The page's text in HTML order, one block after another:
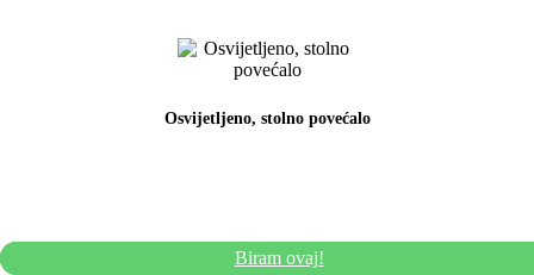
Biram ovaj!
Osvijetljeno, stolno povećalo
Biram ovaj!
Biram ovaj!